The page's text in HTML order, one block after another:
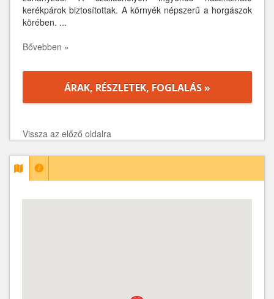
kerékpárok biztosítottak. A környék népszerű a horgászok
körében. ...
Bővebben »
ÁRAK, RÉSZLETEK, FOGLALÁS »
Vissza az előző oldalra